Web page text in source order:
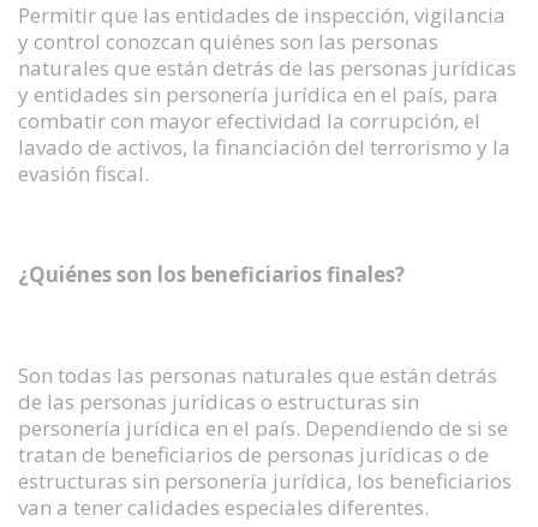
Permitir que las entidades de inspección, vigilancia
y control conozcan quiénes son las personas
naturales que están detrás de las personas jurídicas
y entidades sin personería jurídica en el país, para
combatir con mayor efectividad la corrupción, el
lavado de activos, la financiación del terrorismo y la
evasión fiscal.
¿Quiénes son los beneficiarios finales?
Son todas las personas naturales que están detrás
de las personas jurídicas o estructuras sin
personería jurídica en el país. Dependiendo de si se
tratan de beneficiarios de personas jurídicas o de
estructuras sin personería jurídica, los beneficiarios
van a tener calidades especiales diferentes.